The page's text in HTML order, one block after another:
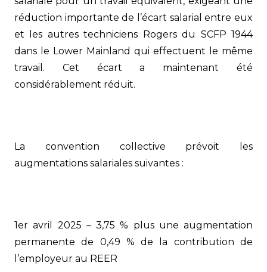
réduction importante de l’écart salarial entre eux
et les autres techniciens Rogers du SCFP 1944
dans le Lower Mainland qui effectuent le même
travail. Cet écart a maintenant été
considérablement réduit.
La convention collective prévoit les
augmentations salariales suivantes :
1er avril 2025 – 3,75 % plus une augmentation
permanente de 0,49 % de la contribution de
l’employeur au REER